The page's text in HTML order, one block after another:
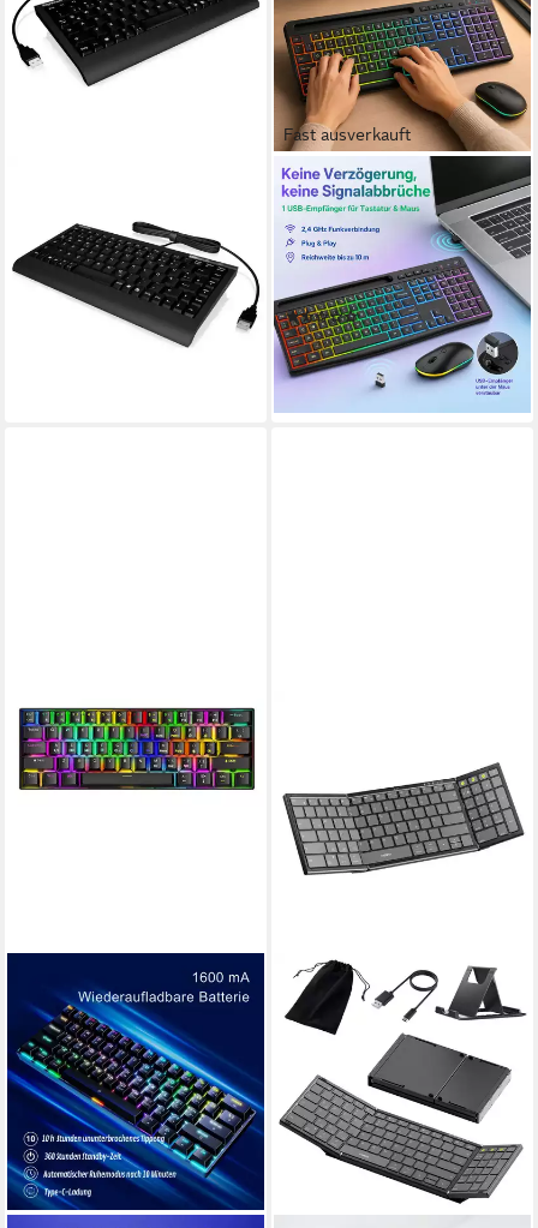
Kabelgebunden Tastatur US-
Englisch, QWERTY Schwarz
Tastatur (PS2-Anschluss)
ab 35,94 €
lieferbar - in 2-3 Werktagen bei dir
Fast ausverkauft
GOLDSTERN-TECH
Wireless-Tastatur (Kabelloses
Tastatur-Maus-Set mit RGB,
USB-C, 2,4 GHz
Funkverbindung)
(2)
39,99 € UVP79,99 €
-50%
lieferbar - in 3-4 Werktagen bei dir